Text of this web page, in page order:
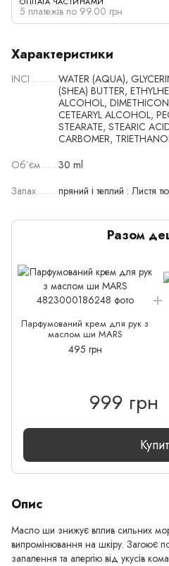
5 платежів по 99.00 грн
Характеристики
INCI
WATER (AQUA),
(SHEA) BUTTER,
ALCOHOL,
CETEARYL ALCOHOL,
STEARATE, STEARIC
CARBOMER,
Об`єм
30 ml
Запах
пряний і теплий : Листя
Разом
Парфумований крем для рук з
маслом ши MARS
495 грн
999 грн
Опис
Масло ши знижує вплив сильних
випромінювання на шкіру. Загоює
запалення та алергію від укусів